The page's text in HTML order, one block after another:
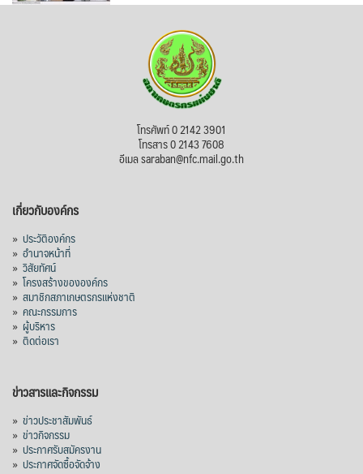
โทรศัพท์ 0 2142 3901
โทรสาร 0 2143 7608
อีเมล saraban@nfc.mail.go.th
เกี่ยวกับองค์กร
» ประวัติองค์กร
» อำนาจหน้าที่
» วิสัยทัศน์
» โครงสร้างขององค์กร
» สมาชิกสภาเกษตรกรแห่งชาติ
» คณะกรรมการ
» ผู้บริหาร
» ติดต่อเรา
ข่าวสารและกิจกรรม
» ข่าวประชาสัมพันธ์
» ข่าวกิจกรรม
» ประกาศรับสมัครงาน
» ประกาศจัดซื้อจัดจ้าง